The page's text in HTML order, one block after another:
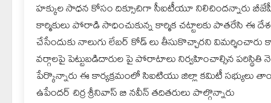
హక్కుల సాధన కోసం దిక్సూచిగా సీఐటీయూ నిలిచిందన్నారు
కార్మికులు పోరాడి సాధించుకున్న కార్మిక చట్టాలకు పాతరేసి ఈ
చేసేందుకు నాలుగు లేబర్ కోడ్ లు తీసుకొచ్చారని విమర్శించారు
వర్గాలపై పెట్టుబడిదారుల పై పోరాటాలు నిర్వహించాల్సిన
పేర్కొన్నారు ఈ కార్యక్రమంలో సిఐటియు జిల్లా కమిటీ సభ్యులు
ఉపేందర్ చిర్ర శ్రీనివాస్ బి నవీన్ తదితరులు పాల్గొన్నారు